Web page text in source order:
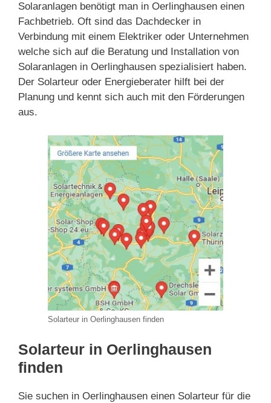
Solaranlagen benötigt man in Oerlinghausen einen
Fachbetrieb. Oft sind das Dachdecker in
Verbindung mit einem Elektriker oder Unternehmen
welche sich auf die Beratung und Installation von
Solaranlagen in Oerlinghausen spezialisiert haben.
Der Solarteur oder Energieberater hilft bei der
Planung und kennt sich auch mit den Förderungen
aus.
Solarteur in Oerlinghausen finden
Solarteur in Oerlinghausen
finden
Sie suchen in Oerlinghausen einen Solarteur für die